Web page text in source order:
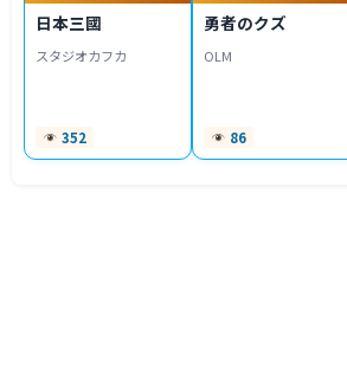
日本三國
スタジオカフカ
352
勇者のクズ
OLM
86